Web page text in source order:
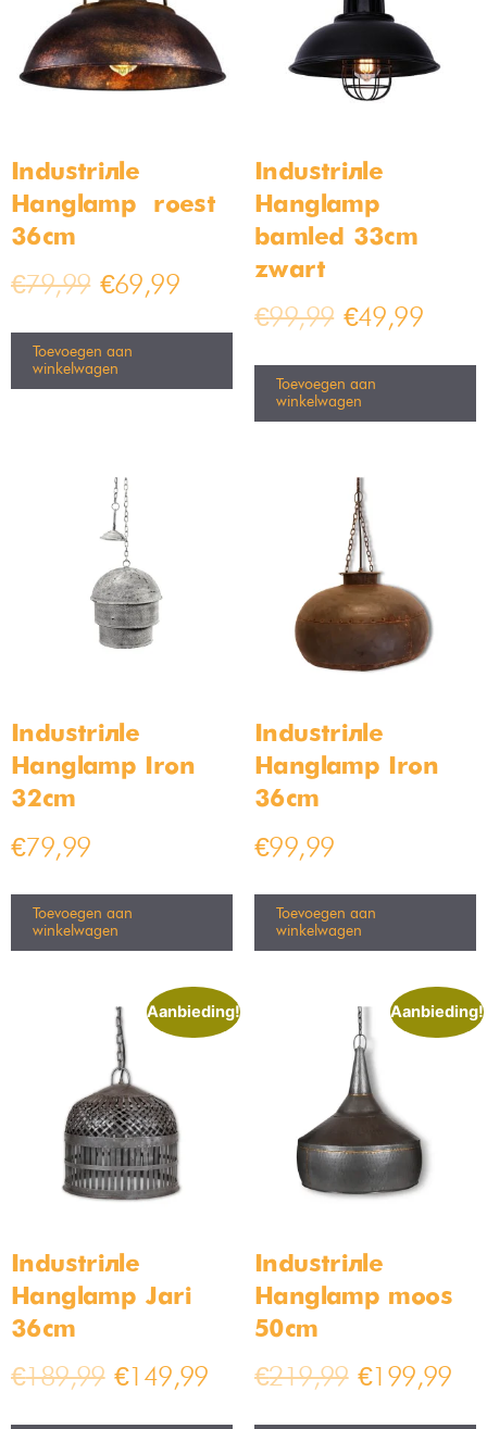
Industriële
Hanglamp – roest –
36cm
€79,99 €69,99
Toevoegen aan
winkelwagen
Industriële
Hanglamp
bamled 33cm –
zwart
€99,99 €49,99
Toevoegen aan
winkelwagen
Industriële
Hanglamp Iron
32cm
€79,99
Toevoegen aan
winkelwagen
Industriële
Hanglamp Iron
36cm
€99,99
Toevoegen aan
winkelwagen
Aanbieding!
Industriële
Hanglamp Jari
36cm
€189,99 €149,99
Aanbieding!
Industriële
Hanglamp moos
50cm
€219,99 €199,99